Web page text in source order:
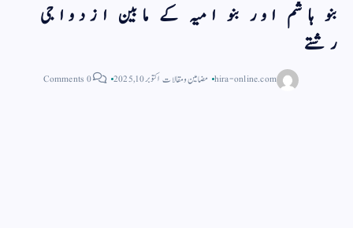
بنو ہاشم اور بنو امیہ کے مابین ازدواجی
رشتے
hira-online.com مضامین و مقالات اکتوبر 10, 2025 0 Comments